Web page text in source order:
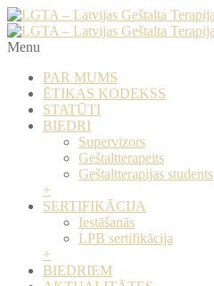
Menu
PAR MUMS
ĒTIKAS KODEKSS
STATŪTI
BIEDRI
Supervizors
​Geštaltterapeits
​Geštaltterapijas students
+
SERTIFIKĀCIJA
Iestāšanās
LPB sertifikācija
+
BIEDRIEM